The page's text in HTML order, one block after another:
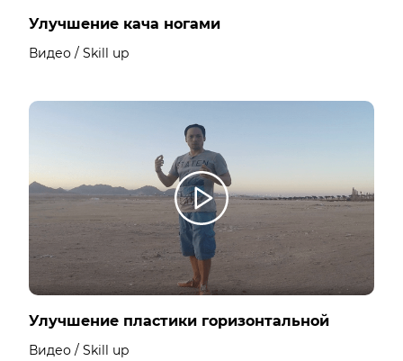
Улучшение кача ногами
Видео / Skill up
Улучшение пластики горизонтальной
Видео / Skill up